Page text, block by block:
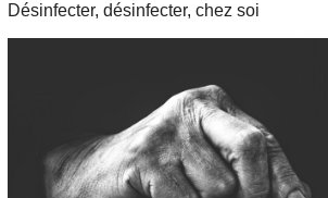
Désinfecter, désinfecter, chez soi